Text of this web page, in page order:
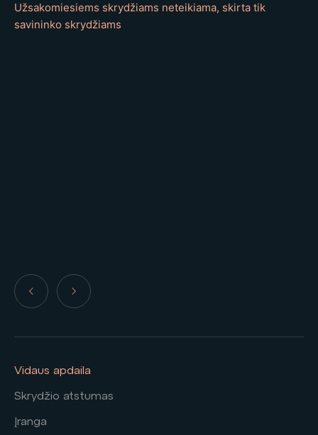
Užsakomiesiems skrydžiams neteikiama, skirta tik
savininko skrydžiams
Vidaus apdaila
Skrydžio atstumas
Įranga